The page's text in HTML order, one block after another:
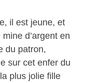
il est jeune, et
d’argent en
du patron,
sur cet enfer du
plus jolie fille